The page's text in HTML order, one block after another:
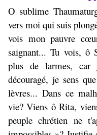
O sublime
vers moi qui suis
vois mon pauvre
saignant... Tu vois, ô
plus de larmes,
découragé, je sens
lèvres... Dans ce
vie? Viens ô Rita,
peuple chrétien ne